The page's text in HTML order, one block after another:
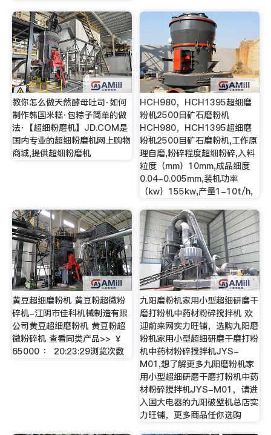
教你怎么做天然酵母吐司·如何
制作韩国米糕·包粽子简单的做
法·【超细粉磨机】JD.COM是
国内专业的超细粉磨机网上购物
商城,提供超细粉磨机
HCH980，HCH1395超细磨
粉机2500目矿石磨粉机
HCH980，HCH1395超细磨
粉机2500目矿石磨粉机,工作原
理自磨,粉碎程度超细粉碎,入料
粒度（mm）10mm,成品细度
0.04-0.005mm,装机功率
（kw）155kw,产量1-10t/h,
黄豆超细磨粉机 黄豆粉超微粉
碎机-江阴市佳科机械制造有限
公司黄豆超细磨粉机 黄豆粉超
微粉碎机 查看同类产品>> ￥
65000 ： 20:23:29浏览次数
九阳磨粉机家用小型超细研磨干
磨打粉机中药材粉碎搅拌机 欢
迎前来网实力旺铺，选购九阳磨
粉机家用小型超细研磨干磨打粉
机中药材粉碎搅拌机JYS-
M01,想了解更多九阳磨粉机家
用小型超细研磨干磨打粉机中药
材粉碎搅拌机JYS-M01，请进
入国大电器的九阳破壁机总店实
力旺铺，更多商品任你选购